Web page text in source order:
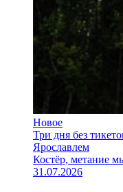
Новое
Три дня без
Ярославлем
Костёр, метание
31.07.2026